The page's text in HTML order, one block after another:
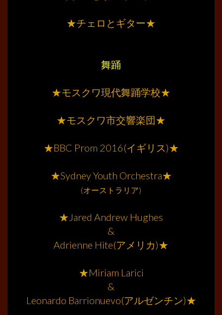
★チェロとギター★
舞踊
★モスクワ現代舞踊学校★
★モスクワ市交響楽団★
★BBC Prom 2016(イギリス)★
★Sydney Youth Orchestra★
(オーストラリア)
★Jared Andrew Hughes
&
Adrienne Hite(アメリカ)★
★Miriam Larici
&
Leonardo Barrionuevo(アルゼンチン)★